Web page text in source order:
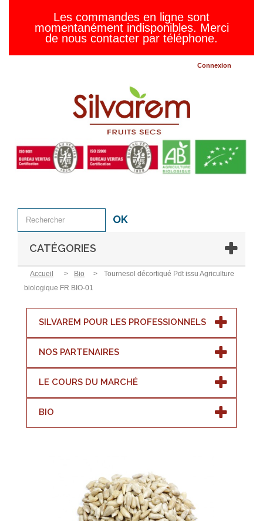
Les commandes en ligne sont
momentanément indisponibles. Merci
de nous contacter par téléphone.
Connexion
OK
CATÉGORIES
Accueil > Bio >
Tournesol décortiqué Pdt issu Agriculture
biologique FR BIO-01
SILVAREM POUR LES PROFESSIONNELS
NOS PARTENAIRES
LE COURS DU MARCHÉ
BIO